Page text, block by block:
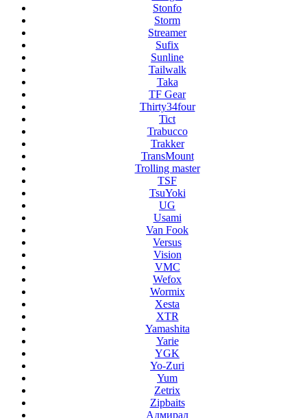
Stonfo
Storm
Streamer
Sufix
Sunline
Tailwalk
Taka
TF Gear
Thirty34four
Tict
Trabucco
Trakker
TransMount
Trolling master
TSF
TsuYoki
UG
Usami
Van Fook
Versus
Vision
VMC
Wefox
Wormix
Xesta
XTR
Yamashita
Yarie
YGK
Yo-Zuri
Yum
Zetrix
Zipbaits
Адмирал